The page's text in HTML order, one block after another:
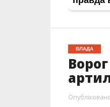
ВЛАДА